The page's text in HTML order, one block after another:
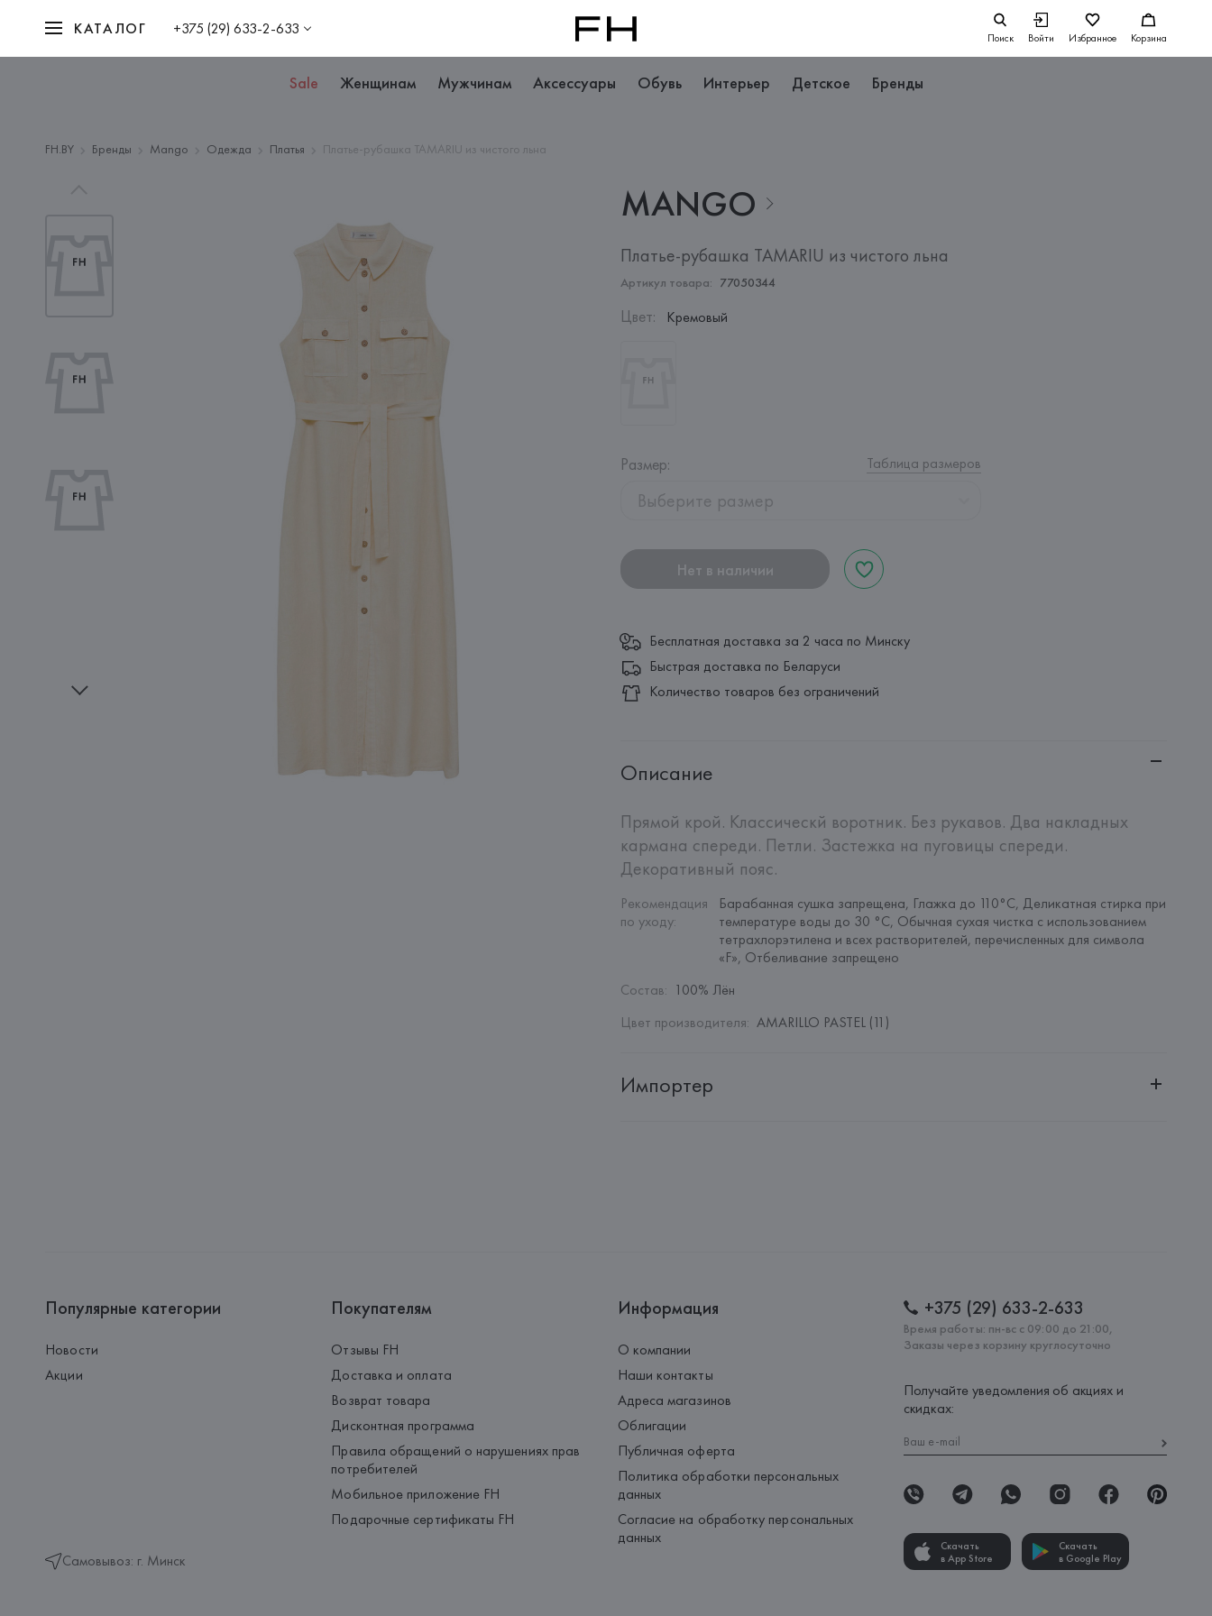
КАТАЛОГ +375 (29) 633-2-633 Поиск Войти Избранное Корзина
Sale Женщинам Мужчинам Аксессуары Обувь Интерьер Детское Бренды
FH.BY Бренды Mango Одежда Платья Платье-рубашка TAMARIU из чистого льна
MANGO
Платье-рубашка TAMARIU из чистого льна
Артикул товара: 77050344
Цвет: Кремовый
Размер: Таблица размеров
Выберите размер
Нет в наличии
Бесплатная доставка за 2 часа по Минску
Быстрая доставка по Беларуси
Количество товаров без ограничений
Описание
Прямой крой. Классическй воротник. Без рукавов. Два накладных
кармана спереди. Петли. Застежка на пуговицы спереди.
Декоративный пояс.
Рекомендация
по уходу:
Барабанная сушка запрещена, Глажка до 110°C, Деликатная стирка при
температуре воды до 30 °C, Обычная сухая чистка с использованием
тетрахлорэтилена и всех растворителей, перечисленных для символа
«F», Отбеливание запрещено
Состав: 100% Лён
Цвет производителя: AMARILLO PASTEL (11)
Импортер
Популярные категории
Новости
Акции
Самовывоз: г. Минск
Покупателям
Отзывы FH
Доставка и оплата
Возврат товара
Дисконтная программа
Правила обращений о нарушениях прав
потребителей
Мобильное приложение FH
Подарочные сертификаты FH
Информация
О компании
Наши контакты
Адреса магазинов
Облигации
Публичная оферта
Политика обработки персональных
данных
Согласие на обработку персональных
данных
+375 (29) 633-2-633
Время работы: пн-вс с 09:00 до 21:00,
Заказы через корзину круглосуточно
Получайте уведомления об акциях и
скидках:
Скачать
в App Store
Скачать
в Google Play